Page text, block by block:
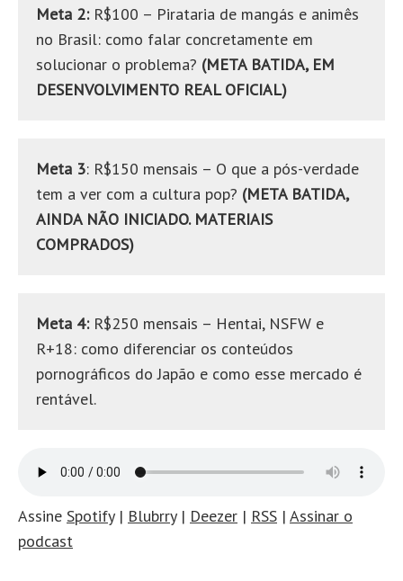
Meta 2:R$100 – Pirataria de mangás e animês
no Brasil: como falar concretamente em
solucionar o problema? (META BATIDA, EM
DESENVOLVIMENTO REAL OFICIAL)
Meta 3: R$150 mensais – O que a pós-verdade
tem a ver com a cultura pop? (META BATIDA,
AINDA NÃO INICIADO. MATERIAIS
COMPRADOS)
Meta 4: R$250 mensais – Hentai, NSFW e
R+18: como diferenciar os conteúdos
pornográficos do Japão e como esse mercado é
rentável.
Assine Spotify| Blubrry| Deezer | RSS | Assinar o
podcast